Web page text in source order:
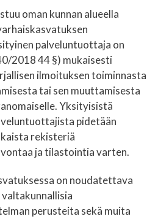
oman kunnan alueella
palveluntuottaja on
2018 44 §) mukaisesti
ilmoituksen toiminnasta
tai sen muuttamisesta
Yksityisistä
pidetään
rekisteriä
ja tilastointia varten.
on noudatettava
perusteita sekä muita